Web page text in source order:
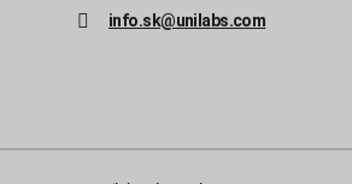
info.sk@unilabs.com